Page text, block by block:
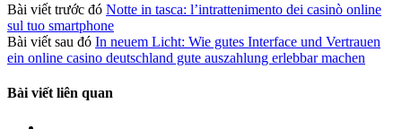
Bài viết trước đó Notte in tasca: l’intrattenimento dei casinò online
sul tuo smartphone
Bài viết sau đó In neuem Licht: Wie gutes Interface und Vertrauen
ein online casino deutschland gute auszahlung erlebbar machen
Bài viết liên quan